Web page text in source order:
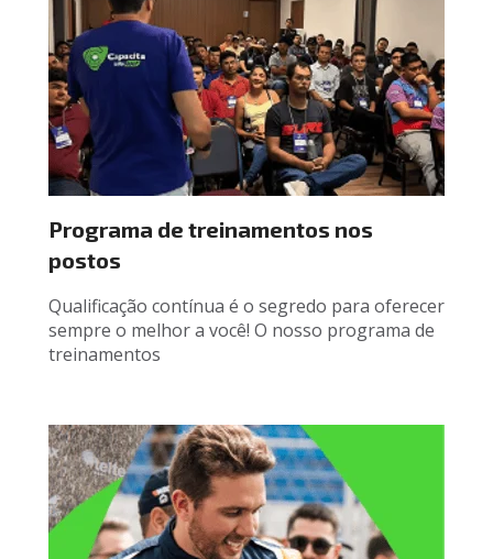
Programa de treinamentos nos
postos
Qualificação contínua é o segredo para oferecer
sempre o melhor a você! O nosso programa de
treinamentos